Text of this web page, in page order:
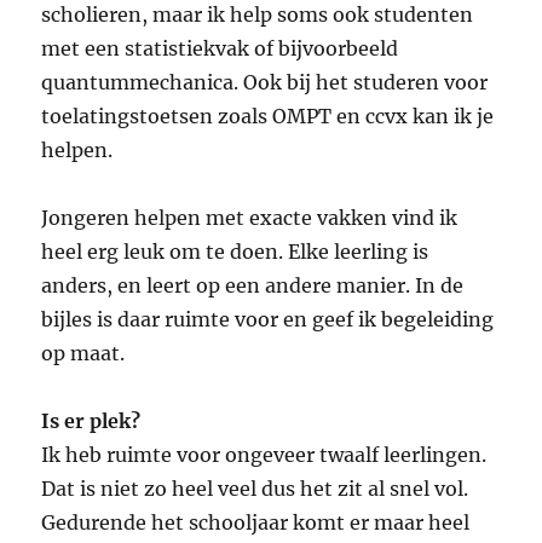
scholieren, maar ik help soms ook studenten
met een statistiekvak of bijvoorbeeld
quantummechanica. Ook bij het studeren voor
toelatingstoetsen zoals OMPT en ccvx kan ik je
helpen.
Jongeren helpen met exacte vakken vind ik
heel erg leuk om te doen. Elke leerling is
anders, en leert op een andere manier. In de
bijles is daar ruimte voor en geef ik begeleiding
op maat.
Is er plek?
Ik heb ruimte voor ongeveer twaalf leerlingen.
Dat is niet zo heel veel dus het zit al snel vol.
Gedurende het schooljaar komt er maar heel